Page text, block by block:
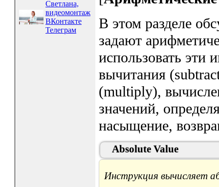
Светлана,
видеомонтаж
ВКонтакте
Телеграм
В этом разделе
задают
использовать эти
вычитания
(multiply),
значений,
насыщение,
Absolute Value
Инструкция вычисляет